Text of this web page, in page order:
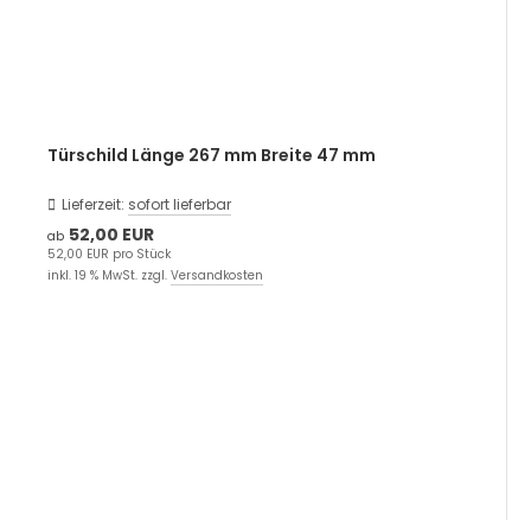
Türschild Länge 267 mm Breite 47 mm
Lieferzeit: sofort lieferbar
ab 52,00 EUR
52,00 EUR pro Stück
inkl. 19 % MwSt. zzgl. Versandkosten